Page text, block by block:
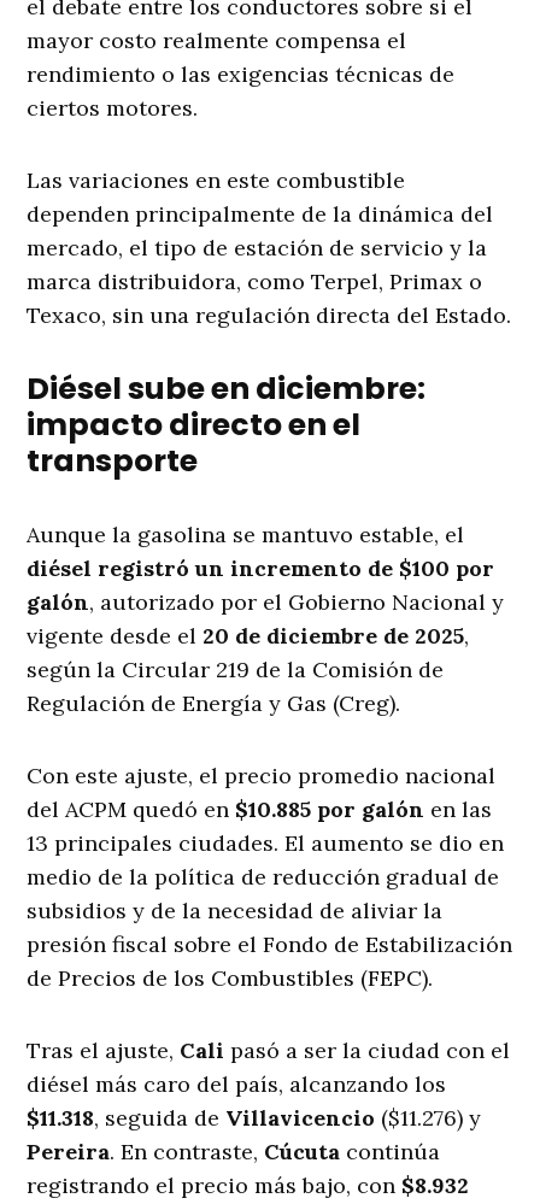
el debate entre los conductores sobre si el
mayor costo realmente compensa el
rendimiento o las exigencias técnicas de
ciertos motores.
Las variaciones en este combustible
dependen principalmente de la dinámica del
mercado, el tipo de estación de servicio y la
marca distribuidora, como Terpel, Primax o
Texaco, sin una regulación directa del Estado.
Diésel sube en diciembre:
impacto directo en el
transporte
Aunque la gasolina se mantuvo estable, el
diésel registró un incremento de $100 por
galón, autorizado por el Gobierno Nacional y
vigente desde el 20 de diciembre de 2025,
según la Circular 219 de la Comisión de
Regulación de Energía y Gas (Creg).
Con este ajuste, el precio promedio nacional
del ACPM quedó en $10.885 por galón en las
13 principales ciudades. El aumento se dio en
medio de la política de reducción gradual de
subsidios y de la necesidad de aliviar la
presión fiscal sobre el Fondo de Estabilización
de Precios de los Combustibles (FEPC).
Tras el ajuste, Cali pasó a ser la ciudad con el
diésel más caro del país, alcanzando los
$11.318, seguida de Villavicencio ($11.276) y
Pereira. En contraste, Cúcuta continúa
registrando el precio más bajo, con $8.932